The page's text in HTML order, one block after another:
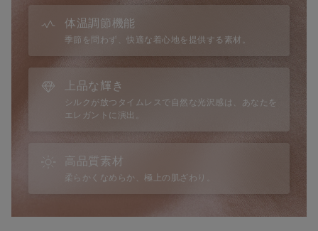
体温調節機能
季節を問わず、快適な着心地を提供する素材。
上品な輝き
シルクが放つタイムレスで自然な光沢感は、あなたを
エレガントに演出。
高品質素材
柔らかくなめらか、極上の肌ざわり。